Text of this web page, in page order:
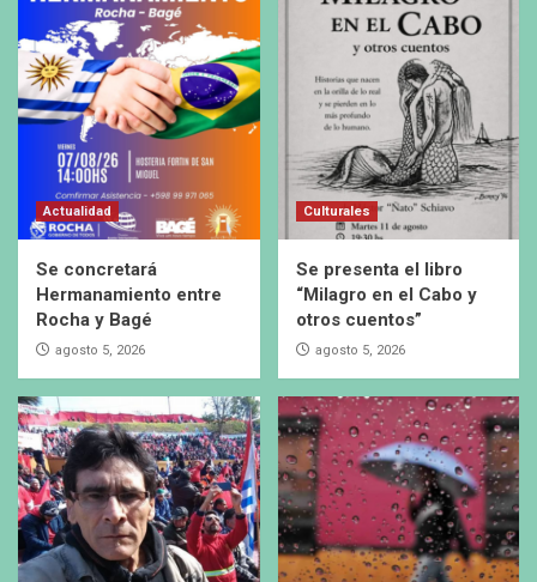
Actualidad
Se concretará
Hermanamiento entre
Rocha y Bagé
agosto 5, 2026
Culturales
Se presenta el libro
“Milagro en el Cabo y
otros cuentos”
agosto 5, 2026